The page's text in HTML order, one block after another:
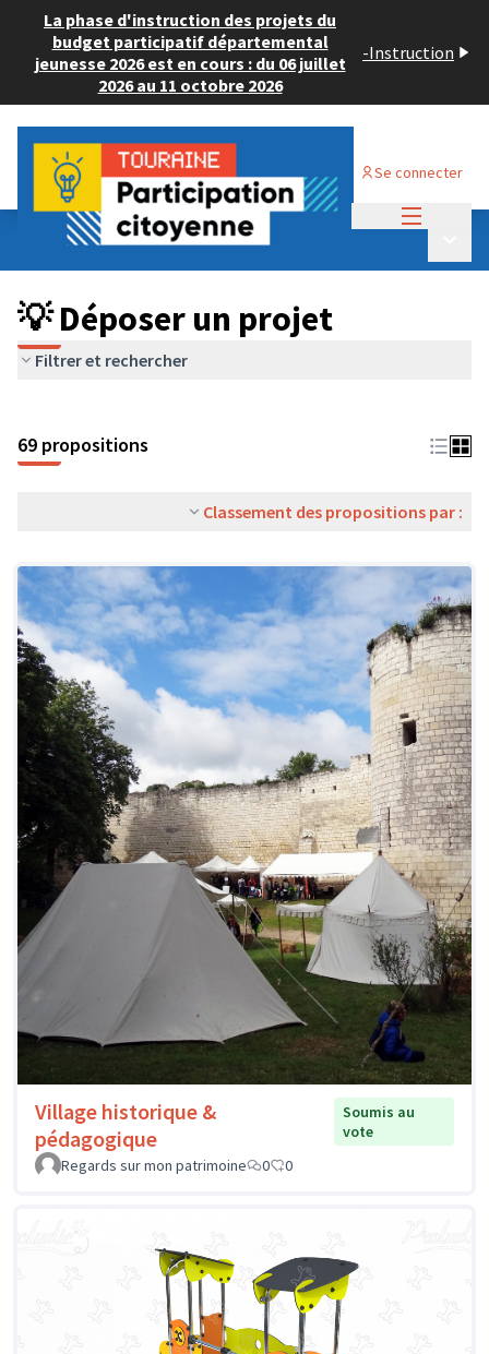
La phase d'instruction des projets du
budget participatif départemental
jeunesse 2026 est en cours : du 06 juillet
2026 au 11 octobre 2026
-Instruction
Se connecter
Budget Participatif ADULTE 2024
💡 Déposer un projet
💡 Déposer un projet
Filtrer et rechercher
69 propositions
Classement des propositions par :
Village historique &
pédagogique
Soumis au
vote
Regards sur mon patrimoine
0 0